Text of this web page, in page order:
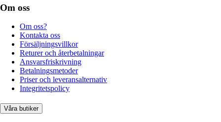
Om oss
Om oss?
Kontakta oss
Försäljningsvillkor
Returer och återbetalningar
Ansvarsfriskrivning
Betalningsmetoder
Priser och leveransalternativ
Integritetspolicy
Våra butiker